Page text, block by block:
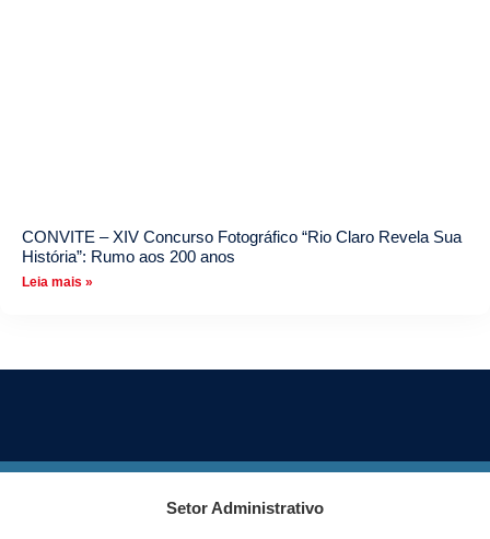
CONVITE – XIV Concurso Fotográfico “Rio Claro Revela Sua
História”: Rumo aos 200 anos
Leia mais »
Setor Administrativo